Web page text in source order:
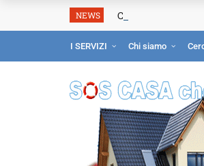
NEWS COSTO
I SERVIZI Chi siamo